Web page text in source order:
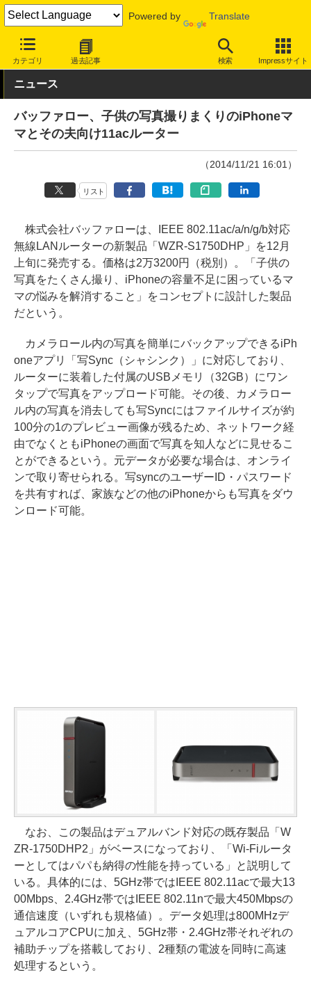
Powered by Translate
カテゴリ 過去記事 検索 Impressサイト
INTERNET Watch ハードウェア ルーター
ニュース
バッファロー、子供の写真撮りまくりのiPhoneマ
マとその夫向け11acルーター
（2014/11/21 16:01）
リスト
株式会社バッファローは、IEEE 802.11ac/a/n/g/b対応
無線LANルーターの新製品「WZR-S1750DHP」を12月
上旬に発売する。価格は2万3200円（税別）。「子供の
写真をたくさん撮り、iPhoneの容量不足に困っているマ
マの悩みを解消すること」をコンセプトに設計した製品
だという。
カメラロール内の写真を簡単にバックアップできるiPh
oneアプリ「写Sync（シャシンク）」に対応しており、
ルーターに装着した付属のUSBメモリ（32GB）にワン
タップで写真をアップロード可能。その後、カメラロー
ル内の写真を消去しても写Syncにはファイルサイズが約
100分の1のプレビュー画像が残るため、ネットワーク経
由でなくともiPhoneの画面で写真を知人などに見せるこ
とができるという。元データが必要な場合は、オンライ
ンで取り寄せられる。写syncのユーザーID・パスワード
を共有すれば、家族などの他のiPhoneからも写真をダウ
ンロード可能。
なお、この製品はデュアルバンド対応の既存製品「W
ZR-1750DHP2」がベースになっており、「Wi-Fiルータ
ーとしてはパパも納得の性能を持っている」と説明して
いる。具体的には、5GHz帯ではIEEE 802.11acで最大13
00Mbps、2.4GHz帯ではIEEE 802.11nで最大450Mbpsの
通信速度（いずれも規格値）。データ処理は800MHzデ
ュアルコアCPUに加え、5GHz帯・2.4GHz帯それぞれの
補助チップを搭載しており、2種類の電波を同時に高速
処理するという。